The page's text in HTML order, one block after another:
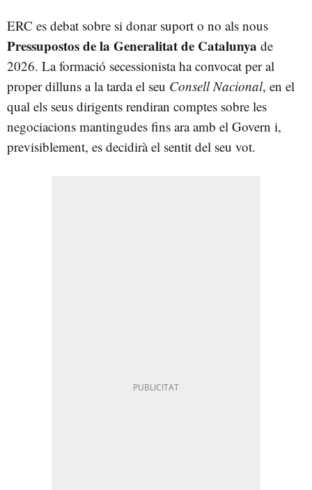
ERC es debat sobre si donar suport o no als nous
Pressupostos de la Generalitat de Catalunya de
2026. La formació secessionista ha convocat per al
proper dilluns a la tarda el seu Consell Nacional, en el
qual els seus dirigents rendiran comptes sobre les
negociacions mantingudes fins ara amb el Govern i,
previsiblement, es decidirà el sentit del seu vot.